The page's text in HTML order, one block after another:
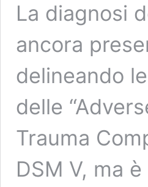
La diagnosi
ancora
delineando
delle
Trauma
DSM V, ma